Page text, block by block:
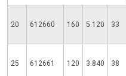
20 612660 160 5.120 33
25 612661 120 3.840 38